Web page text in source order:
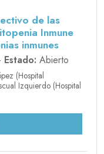
de las
Inmune
inmunes
Estado: Abierto
(Hospital
Izquierdo (Hospital